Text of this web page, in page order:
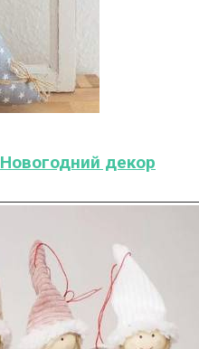
Новогодний декор